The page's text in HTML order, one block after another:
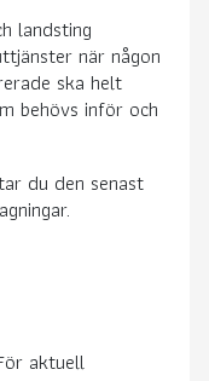
landsting
när någon
ska helt
behövs inför och
du den senast
aktuell